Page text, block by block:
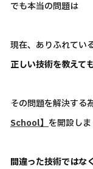
でも本当の問題は
現在、ありふれてい
正しい技術を教えて
その問題を解決する
School】 を開設しま
間違った技術ではな